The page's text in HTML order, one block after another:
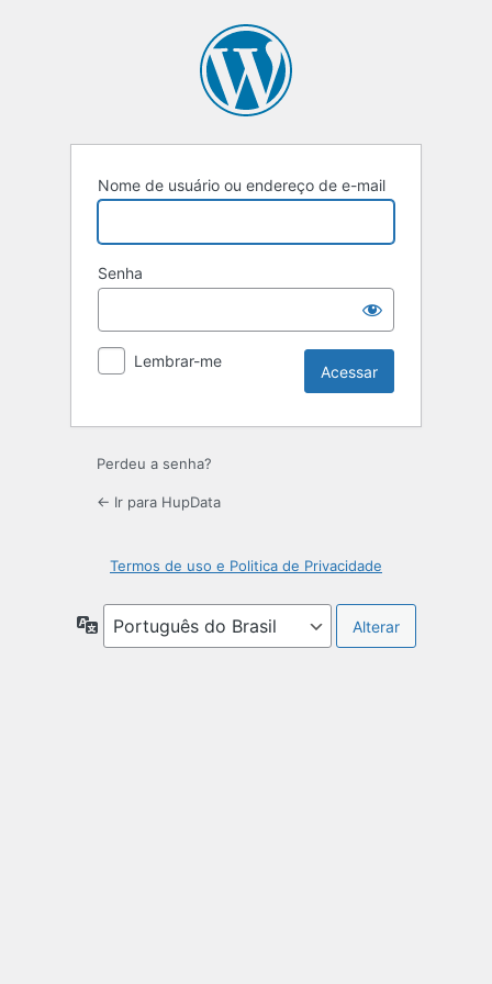
Nome de usuário ou endereço de e-mail
Senha
Lembrar-me
Perdeu a senha?
← Ir para HupData
Termos de uso e Politica de Privacidade
Idioma